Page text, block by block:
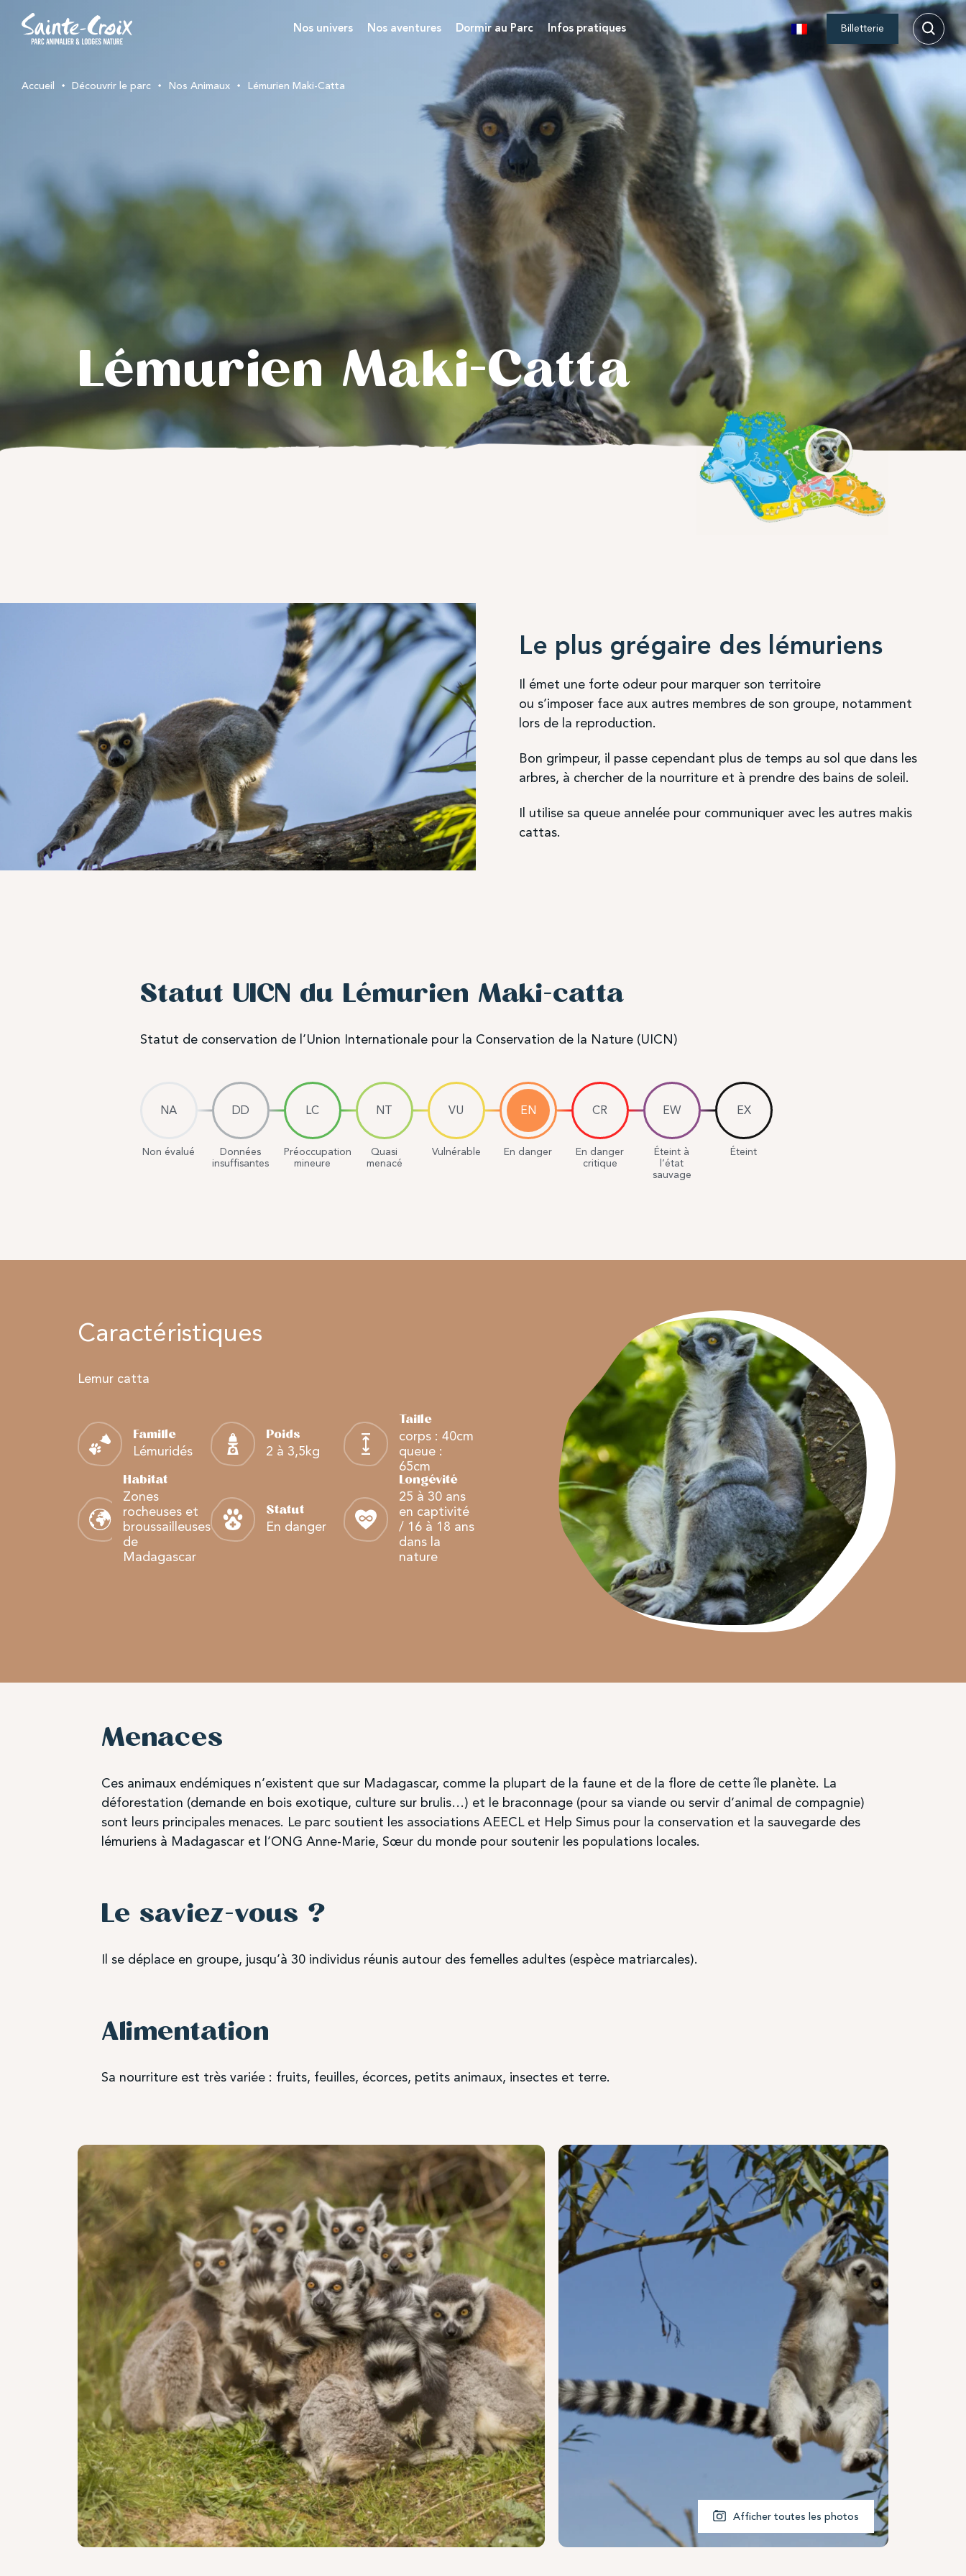
Nos univers Nos aventures Dormir au Parc Infos pratiques Billetterie
Accueil Découvrir le parc Nos Animaux Lémurien Maki-Catta
Lémurien Maki-Catta
Le plus grégaire des lémuriens
Il émet une forte odeur pour marquer son territoire
ou s’imposer face aux autres membres de son groupe, notamment
lors de la reproduction.
Bon grimpeur, il passe cependant plus de temps au sol que dans les
arbres, à chercher de la nourriture et à prendre des bains de soleil.
Il utilise sa queue annelée pour communiquer avec les autres makis
cattas.
Statut UICN du Lémurien Maki-catta
Statut de conservation de l’Union Internationale pour la Conservation de la Nature (UICN)
NA
Non évalué
DD
Données
insuffisantes
LC
Préoccupation
mineure
NT
Quasi
menacé
VU
Vulnérable
EN
En danger
CR
En danger
critique
EW
Éteint à
l’état
sauvage
EX
Éteint
Caractéristiques
Lemur catta
Famille
Lémuridés
Poids
2 à 3,5kg
Taille
corps : 40cm
queue :
65cm
Habitat
Zones
rocheuses et
broussailleuses
de
Madagascar
Statut
En danger
Longévité
25 à 30 ans
en captivité
/ 16 à 18 ans
dans la
nature
Menaces
Ces animaux endémiques n’existent que sur Madagascar, comme la plupart de la faune et de la flore de cette île planète. La
déforestation (demande en bois exotique, culture sur brulis…) et le braconnage (pour sa viande ou servir d’animal de compagnie)
sont leurs principales menaces. Le parc soutient les associations AEECL et Help Simus pour la conservation et la sauvegarde des
lémuriens à Madagascar et l’ONG Anne-Marie, Sœur du monde pour soutenir les populations locales.
Le saviez-vous ?
Il se déplace en groupe, jusqu’à 30 individus réunis autour des femelles adultes (espèce matriarcales).
Alimentation
Sa nourriture est très variée : fruits, feuilles, écorces, petits animaux, insectes et terre.
Afficher toutes les photos